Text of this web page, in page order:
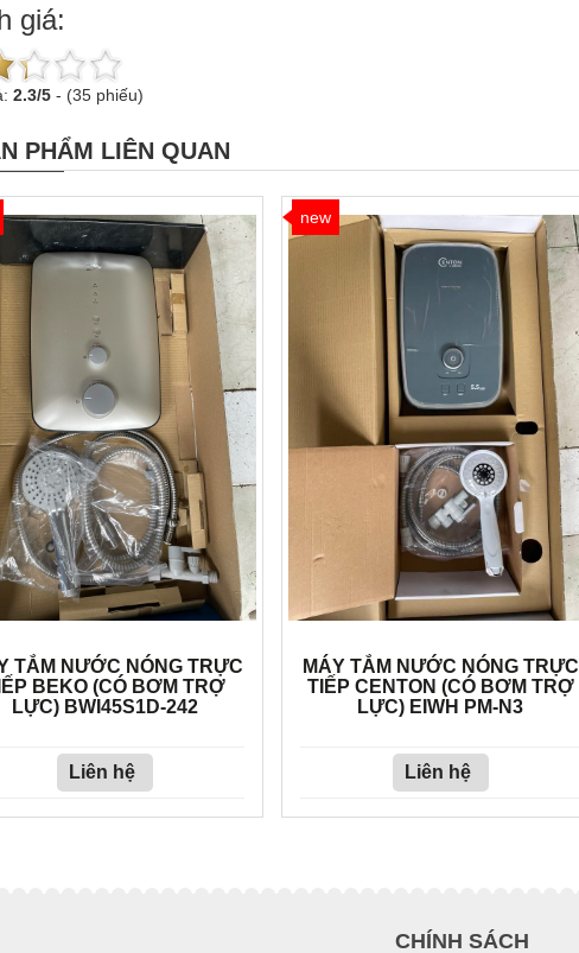
giá:
2.3/5 - (35 phiếu)
PHẨM LIÊN QUAN
TẮM NƯỚC NÓNG TRỰC
BEKO (CÓ BƠM TRỢ
LỰC) BWI45S1D-242
Liên hệ
new
MÁY TẮM NƯỚC NÓNG TRỰC
TIẾP CENTON (CÓ BƠM TRỢ
LỰC) EIWH PM-N3
Liên hệ
CHÍNH SÁCH